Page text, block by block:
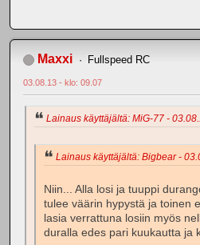
Maxxi Fullspeed RC
03.08.13 - klo: 09.07
Lainaus käyttäjältä: MiG-77 -
Lainaus käyttäjältä: Bigbear -
Niin... Alla losi ja tuuppi
tulee väärin hypystä ja toinen
lasia verrattuna losiin myös
duralla edes pari kuukautta ja